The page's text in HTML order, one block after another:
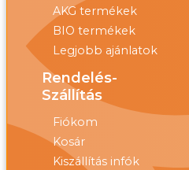
AKG termékek
BIO termékek
Legjobb ajánlatok
Rendelés-
Szállítás
Fiókom
Kosár
Kiszállítás infók